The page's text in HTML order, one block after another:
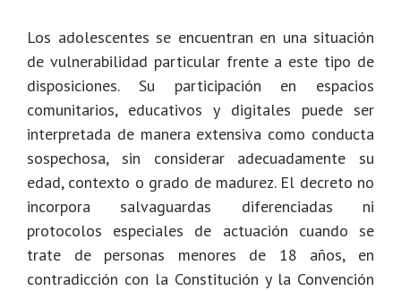
Los adolescentes se encuentran en una situación
de vulnerabilidad particular frente a este tipo de
disposiciones. Su participación en espacios
comunitarios, educativos y digitales puede ser
interpretada de manera extensiva como conducta
sospechosa, sin considerar adecuadamente su
edad, contexto o grado de madurez. El decreto no
incorpora salvaguardas diferenciadas ni
protocolos especiales de actuación cuando se
trate de personas menores de 18 años, en
contradicción con la Constitución y la Convención